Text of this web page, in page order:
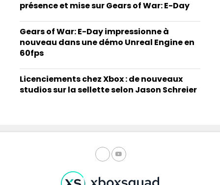
présence et mise sur Gears of War: E-Day
Gears of War: E-Day impressionne à
nouveau dans une démo Unreal Engine en
60fps
Licenciements chez Xbox : de nouveaux
studios sur la sellette selon Jason Schreier